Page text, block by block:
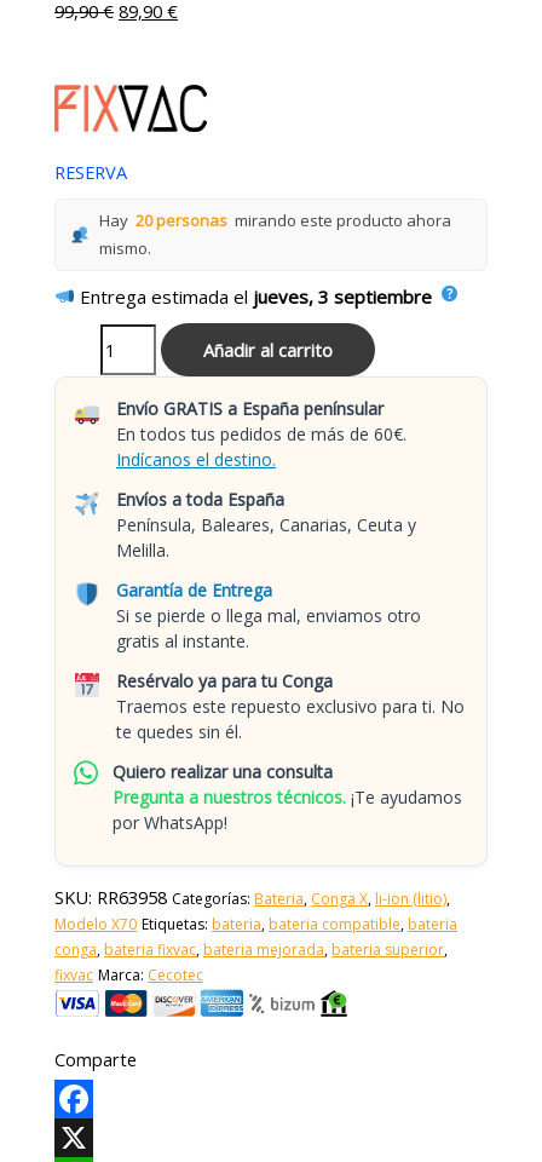
99,90€ 89,90€
RESERVA
Hay 20 personas mirando este producto ahora
mismo.
Entrega estimada el jueves, 3 septiembre
Añadir al carrito
Envío GRATIS a España penínsular
En todos tus pedidos de más de 60€.
Indícanos el destino.
Envíos a toda España
Península, Baleares, Canarias, Ceuta y
Melilla.
Garantía de Entrega
Si se pierde o llega mal, enviamos otro
gratis al instante.
Resérvalo ya para tu Conga
Traemos este repuesto exclusivo para ti. No
te quedes sin él.
Quiero realizar una consulta
Pregunta a nuestros técnicos. ¡Te ayudamos
por WhatsApp!
SKU: RR63958 Categorías: Bateria, Conga X, li-ion (litio),
Modelo X70 Etiquetas: bateria, bateria compatible, bateria
conga, bateria fixvac, bateria mejorada, bateria superior,
fixvac Marca: Cecotec
Comparte
Facebook